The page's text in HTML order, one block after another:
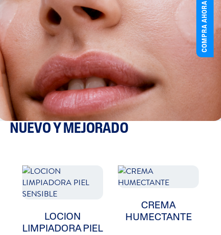
NUEVO Y MEJORADO
LOCION
LIMPIADORA PIEL
CREMA
HUMECTANTE
COMPRA AHORA